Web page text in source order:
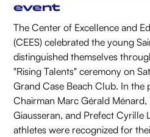
event
The Center of Excellence and
(CEES) celebrated the young
distinguished themselves
"Rising Talents" ceremony on
Grand Case Beach Club. In the
Chairman Marc Gérald
Giausseran, and Prefect Cyrille
athletes were recognized for